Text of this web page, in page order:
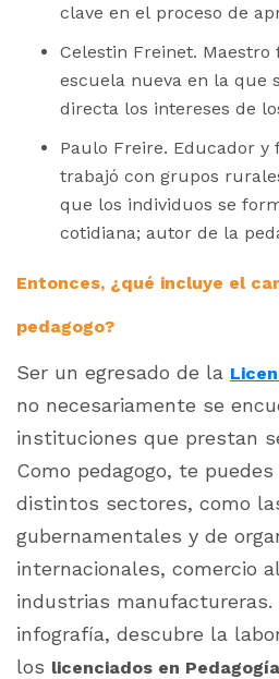
clave en el proceso de
Celestin Freinet.
escuela nueva en la que
directa los intereses de
Paulo Freire. Educador y
trabajó con grupos
que los individuos se
cotidiana; autor de la
Entonces, ¿qué incluye el
pedagogo?
Ser un egresado de la
no necesariamente se
instituciones que prestan
Como pedagogo, te
distintos sectores, como
gubernamentales y de
internacionales, comercio
industrias
infografía, descubre la
los licenciados en